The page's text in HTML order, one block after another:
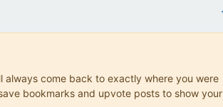
always come back to exactly where you were
bookmarks and upvote posts to show your